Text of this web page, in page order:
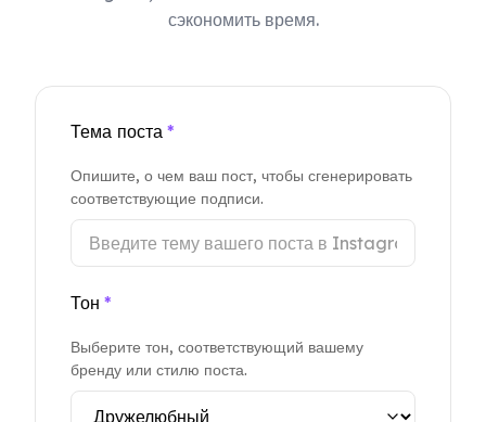
сэкономить время.
Тема поста *
Опишите, о чем ваш пост, чтобы сгенерировать
соответствующие подписи.
Тон *
Выберите тон, соответствующий вашему
бренду или стилю поста.